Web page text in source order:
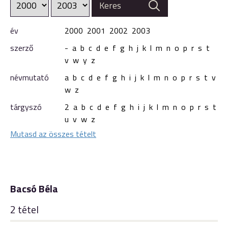
év 2000 2001 2002 2003
szerző
- a b c d e f g h j k l m n o p r s t
v w y z
névmutató
a b c d e f g h i j k l m n o p r s t v
w z
tárgyszó
2 a b c d e f g h i j k l m n o p r s t
u v w z
Mutasd az összes tételt
Bacsó Béla
2 tétel